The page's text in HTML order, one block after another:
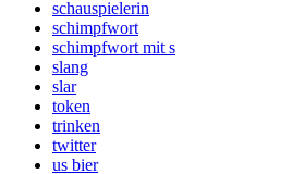
schauspielerin
schimpfwort
schimpfwort mit s
slang
slar
token
trinken
twitter
us bier